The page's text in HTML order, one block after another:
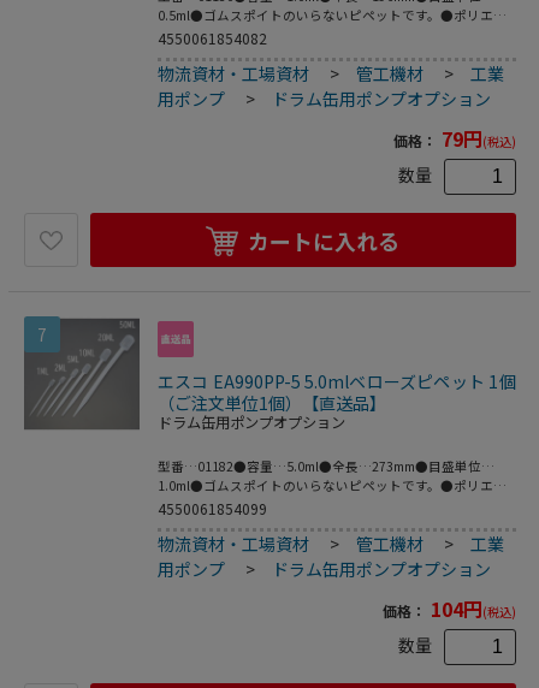
0.5ml●ゴムスポイトのいらないピペットです。●ポリエチ
レン製●梱包サイズ:223×29×20●梱包重量14g
4550061854082
物流資材・工場資材 >管工機材 > 工業
用ポンプ
> ドラム缶用ポンプオプション
価格： 79円(税込)
数量
カートに入れる
7
エスコ EA990PP-5 5.0mlベローズピペット 1個
（ご注文単位1個）【直送品】
ドラム缶用ポンプオプション
型番…01182●容量…5.0ml●全長…273mm●目盛単位…
1.0ml●ゴムスポイトのいらないピペットです。●ポリエチ
レン製●梱包サイズ:267×29×25●梱包重量18g
4550061854099
物流資材・工場資材 >管工機材 > 工業
用ポンプ
> ドラム缶用ポンプオプション
価格： 104円(税込)
数量